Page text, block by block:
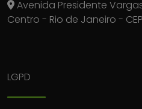
Avenida Presidente
Centro - Rio de Janeiro -
LGPD